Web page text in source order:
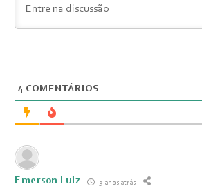
4 COMENTÁRIOS
Emerson Luiz 9 anos atrás